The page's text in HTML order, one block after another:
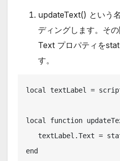
updateText() という
ディングします。そ
Text プロパティを
す。
local textLabel =
local function
end